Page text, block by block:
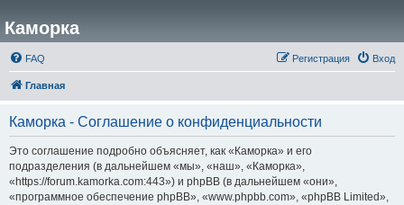
Каморка
FAQ Вход
Регистрация
Главная
Каморка - Соглашение о конфиденциальности
Это соглашение подробно объясняет, как «Каморка» и его
подразделения (в дальнейшем «мы», «наш», «Каморка»,
«https://forum.kamorka.com:443») и phpBB (в дальнейшем «они»,
«программное обеспечение phpBB», «www.phpbb.com», «phpBB Limited»,